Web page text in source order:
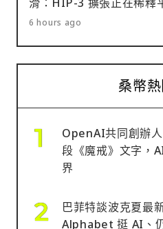
6 hours ago
桑幣
OpenAI共同創辦
段《魔戒》文字，
界
巴菲特談波克夏最
Alphabet 挺 AI、